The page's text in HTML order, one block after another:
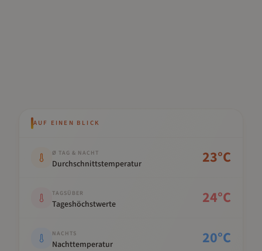
AUF EINEN BLICK
Ø TAG & NACHT
Durchschnittstemperatur 23°C
TAGSÜBER
Tageshöchstwerte 24°C
NACHTS
Nachttemperatur 20°C